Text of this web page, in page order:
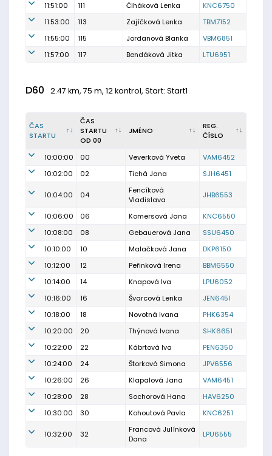
11:51:00
111 Čiháková Lenka
KNC6750
11:53:00
113 Zajíčková Lenka
TBM7152
11:55:00
115 Jordanová Blanka
VBM6851
11:57:00
117 Bendáková Jitka LTU6951
D60 2.47 km, 75 m, 12 kontrol, Start: Start1
ČAS
STARTU
ČAS
STARTU
OD 00
JMÉNO
REG.
ČÍSLO
10:00:00 00 Veverková Yveta
VAM6452
10:02:00
02 Tichá Jana SJH6451
10:04:00 04
Fencíková
Vladislava
JHB6553
10:06:00 06 Komersová Jana
KNC6550
10:08:00
08 Gebauerová Jana
SSU6450
10:10:00
10 Malačková Jana
DKP6150
10:12:00
12 Peřinková Irena
BBM6550
10:14:00
14 Knapová Iva
LPU6052
10:16:00
16 Švarcová Lenka
JEN6451
10:18:00
18 Novotná Ivana
PHK6354
10:20:00
20 Thýnová Ivana
SHK6651
10:22:00
22 Kábrtová Iva
PEN6350
10:24:00
24 Štorková Simona
JPV6556
10:26:00
26 Klapalová Jana
VAM6451
10:28:00
28 Sochorová Hana
HAV6250
10:30:00
30 Kohoutová Pavla KNC6251
10:32:00 32
Francová Julínková
Dana
LPU6555